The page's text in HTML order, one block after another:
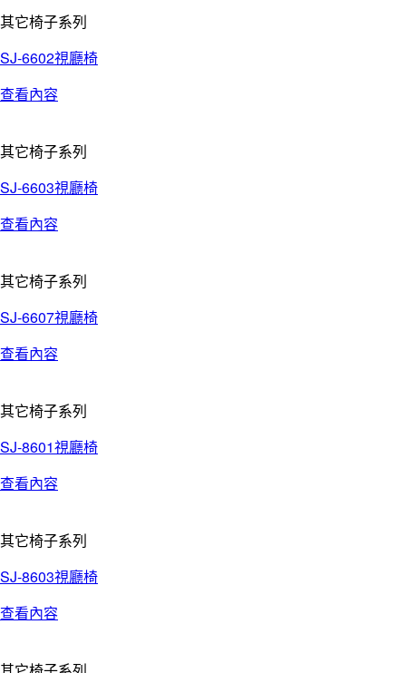
其它椅子系列
SJ-6602視廳椅
查看內容
其它椅子系列
SJ-6603視廳椅
查看內容
其它椅子系列
SJ-6607視廳椅
查看內容
其它椅子系列
SJ-8601視廳椅
查看內容
其它椅子系列
SJ-8603視廳椅
查看內容